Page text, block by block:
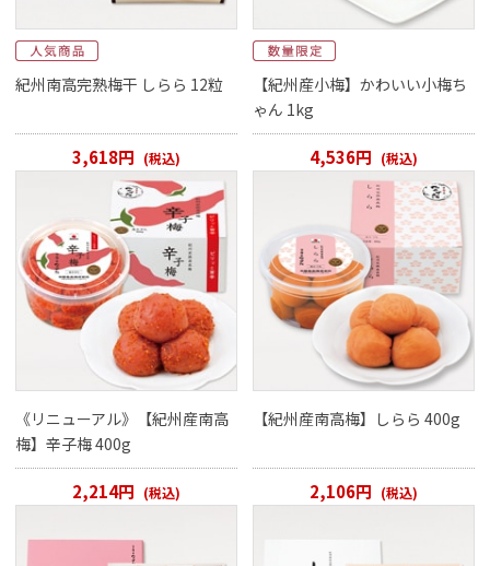
紀州南高完熟梅干 しらら 12粒
3,618円 (税込)
【紀州産小梅】かわいい小梅ち
ゃん 1kg
4,536円 (税込)
《リニューアル》【紀州産南高
梅】辛子梅 400g
2,214円 (税込)
【紀州産南高梅】しらら 400g
2,106円 (税込)